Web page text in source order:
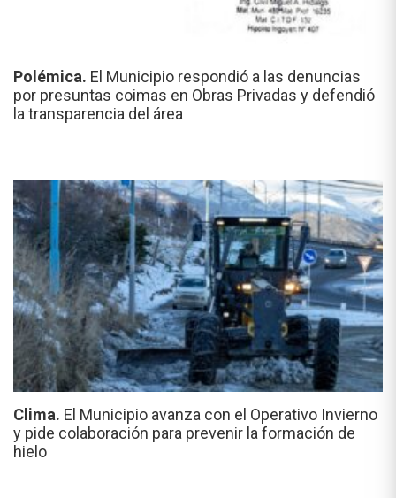
Polémica. El Municipio respondió a las denuncias
por presuntas coimas en Obras Privadas y defendió
la transparencia del área
Clima. El Municipio avanza con el Operativo Invierno
y pide colaboración para prevenir la formación de
hielo